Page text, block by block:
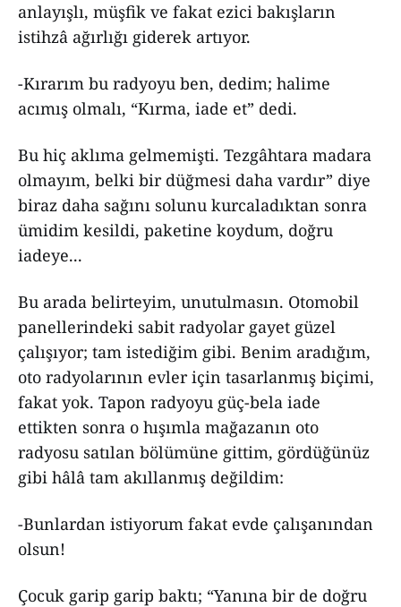
anlayışlı, müşfik ve fakat ezici bakışların
istihzâ ağırlığı giderek artıyor.
-Kırarım bu radyoyu ben, dedim; halime
acımış olmalı, “Kırma, iade et” dedi.
Bu hiç aklıma gelmemişti. Tezgâhtara madara
olmayım, belki bir düğmesi daha vardır” diye
biraz daha sağını solunu kurcaladıktan sonra
ümidim kesildi, paketine koydum, doğru
iadeye...
Bu arada belirteyim, unutulmasın. Otomobil
panellerindeki sabit radyolar gayet güzel
çalışıyor; tam istediğim gibi. Benim aradığım,
oto radyolarının evler için tasarlanmış biçimi,
fakat yok. Tapon radyoyu güç-bela iade
ettikten sonra o hışımla mağazanın oto
radyosu satılan bölümüne gittim, gördüğünüz
gibi hâlâ tam akıllanmış değildim:
-Bunlardan istiyorum fakat evde çalışanından
olsun!
Çocuk garip garip baktı; “Yanına bir de doğru